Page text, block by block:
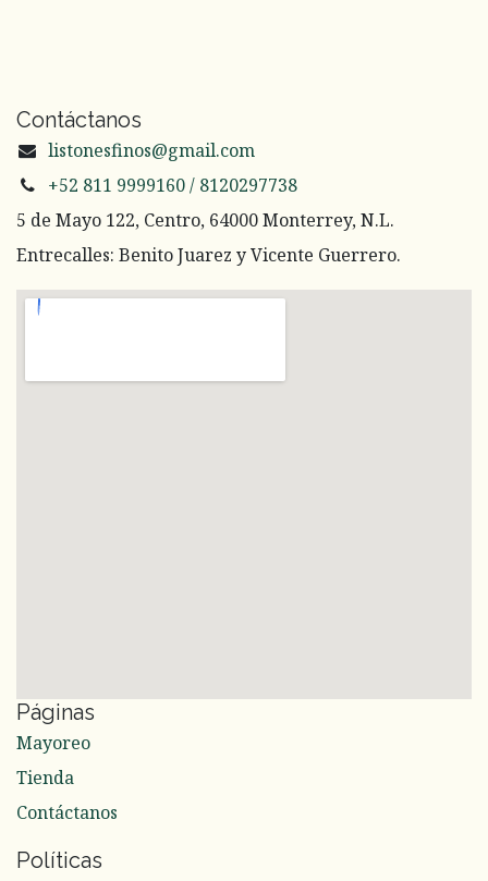
Contáctanos
listonesfinos@gmail.com
+52 811 9999160 / 8120297738
5 de Mayo 122, Centro, 64000 Monterrey, N.L.
Entrecalles: Benito Juarez y Vicente Guerrero.
Páginas
Mayoreo
Tienda
Contáctanos
Políticas